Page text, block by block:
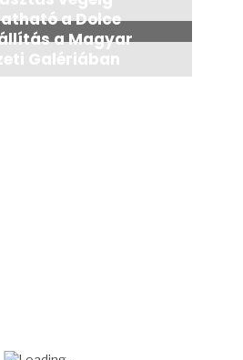
a Dolce
a Magyar
Galériában